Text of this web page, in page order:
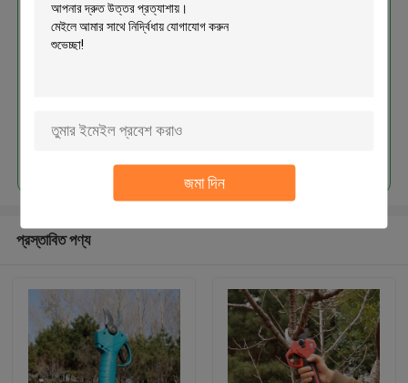
জমা দিন
21 ভোল্ট লিথিয়াম ব্যাটারি বৈদ্যুতিক
দ্রাক্ষাক্ষেত্র কাটা কাঁচি হ্যান্ডহেল্ড ওয়্যারলেস
প্রস্তাবিত পণ্য